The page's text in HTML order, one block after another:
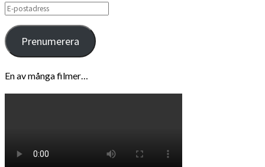
E-
postadress
Prenumerera
En av många filmer…